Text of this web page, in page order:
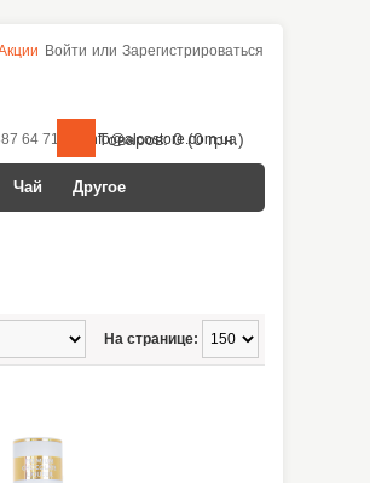
Войти или Зарегистрироваться
64 71 info@alcostore.com.ua
Товаров: 0 (0 грн.)
Чай Другое
На странице: